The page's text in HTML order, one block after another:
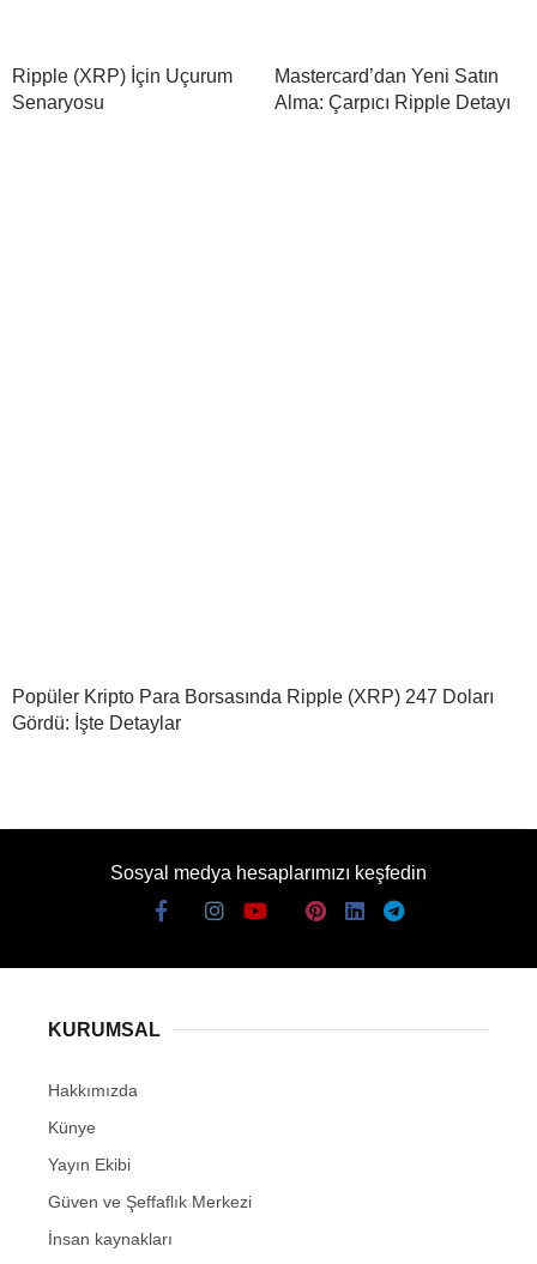
Ripple (XRP) İçin Uçurum
Senaryosu
Mastercard’dan Yeni Satın
Alma: Çarpıcı Ripple Detayı
Popüler Kripto Para Borsasında Ripple (XRP) 247 Doları
Gördü: İşte Detaylar
Sosyal medya hesaplarımızı keşfedin
KURUMSAL
Hakkımızda
Künye
Yayın Ekibi
Güven ve Şeffaflık Merkezi
İnsan kaynakları